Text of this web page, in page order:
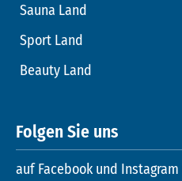
Sauna Land
Sport Land
Beauty Land
Folgen Sie uns
auf Facebook und